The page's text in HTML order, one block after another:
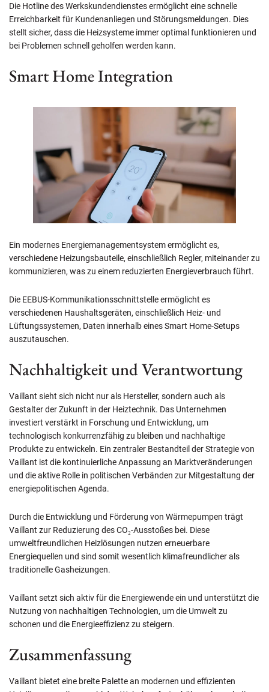
Die Hotline des Werkskundendienstes ermöglicht eine schnelle
Erreichbarkeit für Kundenanliegen und Störungsmeldungen. Dies
stellt sicher, dass die Heizsysteme immer optimal funktionieren und
bei Problemen schnell geholfen werden kann.
Smart Home Integration
Ein modernes Energiemanagementsystem ermöglicht es,
verschiedene Heizungsbauteile, einschließlich Regler, miteinander zu
kommunizieren, was zu einem reduzierten Energieverbrauch führt.
Die EEBUS-Kommunikationsschnittstelle ermöglicht es
verschiedenen Haushaltsgeräten, einschließlich Heiz- und
Lüftungssystemen, Daten innerhalb eines Smart Home-Setups
auszutauschen.
Nachhaltigkeit und Verantwortung
Vaillant sieht sich nicht nur als Hersteller, sondern auch als
Gestalter der Zukunft in der Heiztechnik. Das Unternehmen
investiert verstärkt in Forschung und Entwicklung, um
technologisch konkurrenzfähig zu bleiben und nachhaltige
Produkte zu entwickeln. Ein zentraler Bestandteil der Strategie von
Vaillant ist die kontinuierliche Anpassung an Marktveränderungen
und die aktive Rolle in politischen Verbänden zur Mitgestaltung der
energiepolitischen Agenda.
Durch die Entwicklung und Förderung von Wärmepumpen trägt
Vaillant zur Reduzierung des CO₂-Ausstoßes bei. Diese
umweltfreundlichen Heizlösungen nutzen erneuerbare
Energiequellen und sind somit wesentlich klimafreundlicher als
traditionelle Gasheizungen.
Vaillant setzt sich aktiv für die Energiewende ein und unterstützt die
Nutzung von nachhaltigen Technologien, um die Umwelt zu
schonen und die Energieeffizienz zu steigern.
Zusammenfassung
Vaillant bietet eine breite Palette an modernen und effizienten